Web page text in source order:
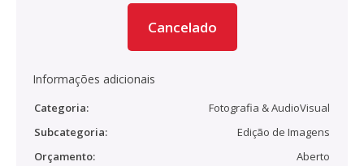
Cancelado
Informações adicionais
Categoria:
Fotografia & AudioVisual
Subcategoria:
Edição de Imagens
Orçamento:
Aberto